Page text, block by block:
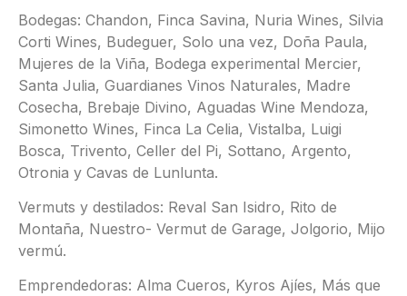
Bodegas: Chandon, Finca Savina, Nuria Wines, Silvia
Corti Wines, Budeguer, Solo una vez, Doña Paula,
Mujeres de la Viña, Bodega experimental Mercier,
Santa Julia, Guardianes Vinos Naturales, Madre
Cosecha, Brebaje Divino, Aguadas Wine Mendoza,
Simonetto Wines, Finca La Celia, Vistalba, Luigi
Bosca, Trivento, Celler del Pi, Sottano, Argento,
Otronia y Cavas de Lunlunta.
Vermuts y destilados: Reval San Isidro, Rito de
Montaña, Nuestro- Vermut de Garage, Jolgorio, Mijo
vermú.
Emprendedoras: Alma Cueros, Kyros Ajíes, Más que